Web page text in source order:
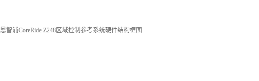
恩智浦CoreRide Z248区域控制参考系统硬件结构框图